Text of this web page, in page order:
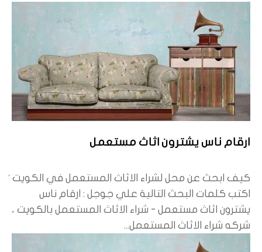
ارقام ناس يشترون اثاث مستعمل
كيف ابحث عن محل لشراء الاثاث المستعمل في الكويت ؟
اكتب كلمات البحث التالية علي جوجل : ارقام ناس
يشترون اثاث مستعمل - شراء الاثاث المستعمل بالكويت ،
شركه شراء الاثاث المستعمل...